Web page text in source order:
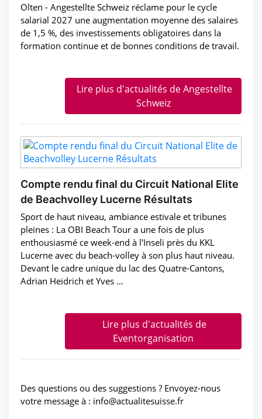
Olten - Angestellte Schweiz réclame pour le cycle
salarial 2027 une augmentation moyenne des salaires
de 1,5 %, des investissements obligatoires dans la
formation continue et de bonnes conditions de travail.
Lire plus d'actualités de Angestellte
Schweiz
Compte rendu final du Circuit National Elite
de Beachvolley Lucerne Résultats
Sport de haut niveau, ambiance estivale et tribunes
pleines : La OBI Beach Tour a une fois de plus
enthousiasmé ce week-end à l'Inseli près du KKL
Lucerne avec du beach-volley à son plus haut niveau.
Devant le cadre unique du lac des Quatre-Cantons,
Adrian Heidrich et Yves ...
Lire plus d'actualités de
Eventorganisation
Des questions ou des suggestions ? Envoyez-nous
votre message à : info@actualitesuisse.fr